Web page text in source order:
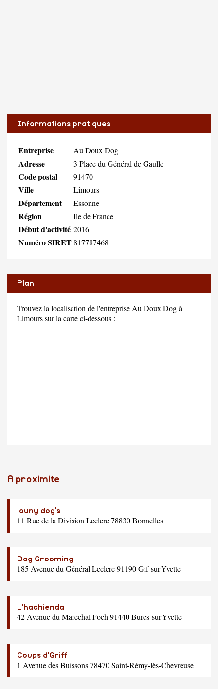
Informations pratiques
Entreprise Au Doux Dog
Adresse 3 Place du Général de Gaulle
Code postal 91470
Ville Limours
Département Essonne
Région Ile de France
Début d'activité 2016
Numéro SIRET 817787468
Plan
Trouvez la localisation de l'entreprise Au Doux Dog à
Limours sur la carte ci-dessous :
A proximite
louny dog's
11 Rue de la Division Leclerc 78830 Bonnelles
Dog Grooming
185 Avenue du Général Leclerc 91190 Gif-sur-Yvette
L'hachienda
42 Avenue du Maréchal Foch 91440 Bures-sur-Yvette
Coups d'Griff
1 Avenue des Buissons 78470 Saint-Rémy-lès-Chevreuse